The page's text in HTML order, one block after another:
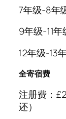
7年级-8年
9年级-11
12年级-13
全寄宿费
注册费：
还）